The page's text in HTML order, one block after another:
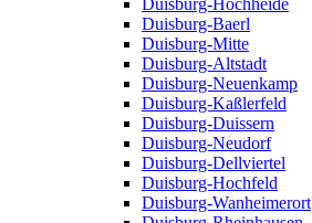
Duisburg-Hochheide
Duisburg-Baerl
Duisburg-Mitte
Duisburg-Altstadt
Duisburg-Neuenkamp
Duisburg-Kaßlerfeld
Duisburg-Duissern
Duisburg-Neudorf
Duisburg-Dellviertel
Duisburg-Hochfeld
Duisburg-Wanheimerort